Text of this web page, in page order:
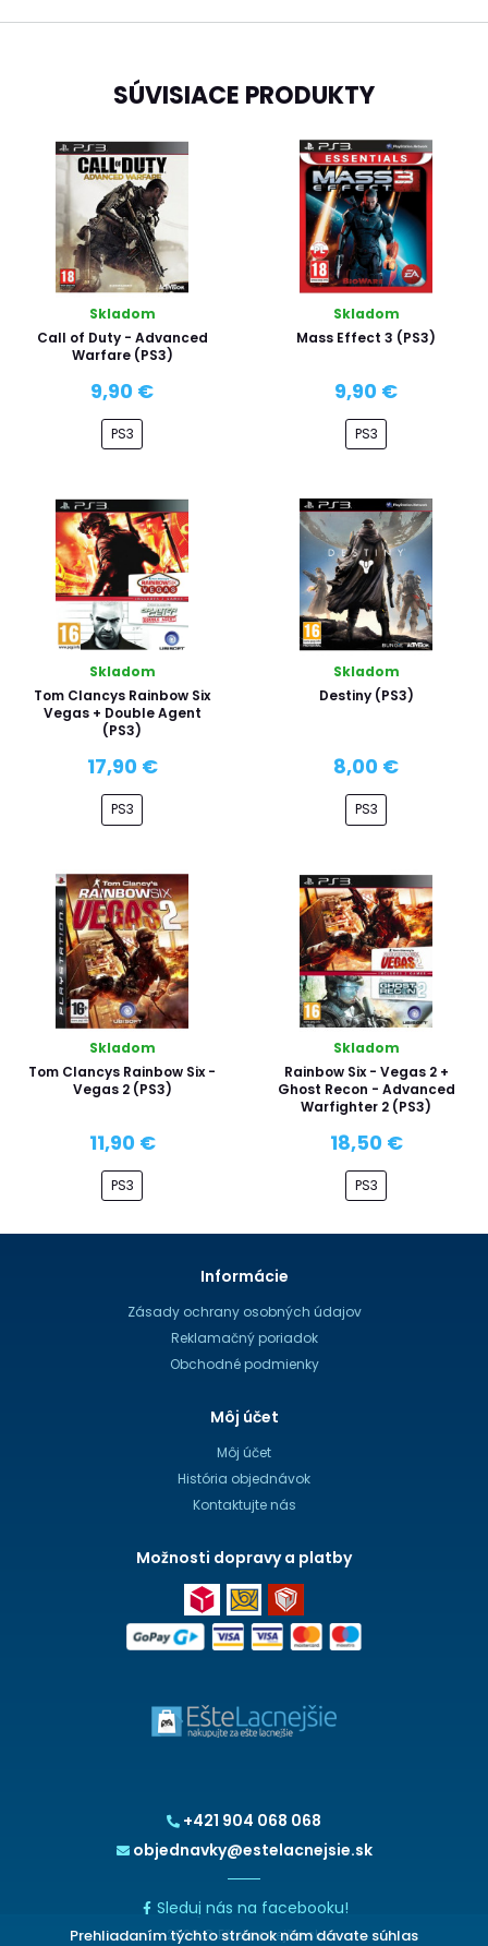
SÚVISIACE PRODUKTY
Skladom
Call of Duty - Advanced
Warfare (PS3)
9,90 €
PS3
Skladom
Mass Effect 3 (PS3)
9,90 €
PS3
Skladom
Tom Clancys Rainbow Six
Vegas + Double Agent
(PS3)
17,90 €
PS3
Skladom
Destiny (PS3)
8,00 €
PS3
Skladom
Tom Clancys Rainbow Six -
Vegas 2 (PS3)
11,90 €
PS3
Skladom
Rainbow Six - Vegas 2 +
Ghost Recon - Advanced
Warfighter 2 (PS3)
18,50 €
PS3
+421 904 068 068
objednavky@estelacnejsie.sk
Sleduj nás na facebooku!
2026 © EšteLacnejšie.sk
Informácie
Zásady ochrany osobných údajov
Reklamačný poriadok
Obchodné podmienky
Môj účet
Môj účet
História objednávok
Kontaktujte nás
Možnosti dopravy a platby
Prehliadaním týchto stránok nám dávate súhlas